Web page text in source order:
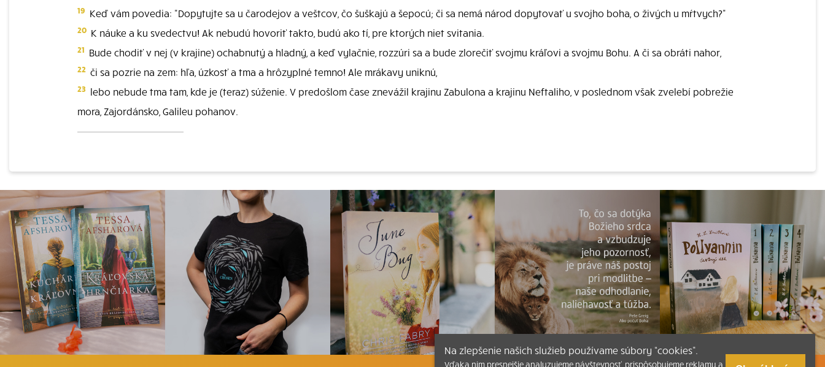
19 Keď vám povedia: "Dopytujte sa u čarodejov a veštcov, čo šuškajú a šepocú; či sa nemá národ dopytovať u svojho boha, o živých u mŕtvych?"
20 K náuke a ku svedectvu! Ak nebudú hovoriť takto, budú ako tí, pre ktorých niet svitania.
21 Bude chodiť v nej (v krajine) ochabnutý a hladný, a keď vylačnie, rozzúri sa a bude zlorečiť svojmu kráľovi a svojmu Bohu. A či sa obráti nahor,
22 či sa pozrie na zem: hľa, úzkosť a tma a hrôzyplné temno! Ale mrákavy uniknú,
23 lebo nebude tma tam, kde je (teraz) súženie. V predošlom čase znevážil krajinu Zabulona a krajinu Neftaliho, v poslednom však zvelebí pobrežie
mora, Zajordánsko, Galileu pohanov.
Na zlepšenie našich služieb používame súbory “cookies”.
Vďaka nim presnejšie analyzujeme návštevnosť, prispôsobujeme reklamu a